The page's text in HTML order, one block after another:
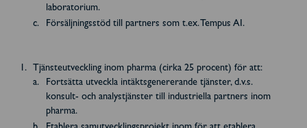
laboratorium.
Försäljningsstöd till partners som t.ex. Tempus AI.
Tjänsteutveckling inom pharma (cirka 25 procent) för att:
Fortsätta utveckla intäktsgenererande tjänster, d.v.s.
konsult- och analystjänster till industriella partners inom
pharma.